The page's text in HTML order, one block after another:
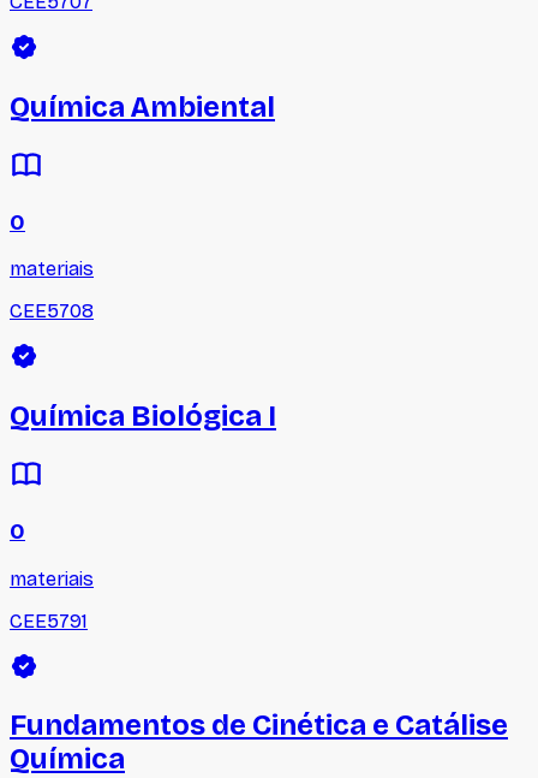
Química Ambiental
0
materiais
CEE5708
Química Biológica I
0
materiais
CEE5791
Fundamentos de Cinética e Catálise
Química